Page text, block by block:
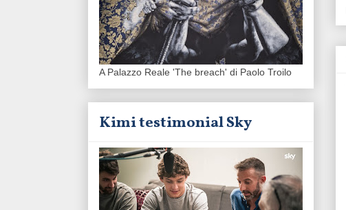
A Palazzo Reale 'The breach' di Paolo Troilo
Kimi testimonial Sky